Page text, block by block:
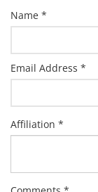
Name *
Email Address *
Affiliation *